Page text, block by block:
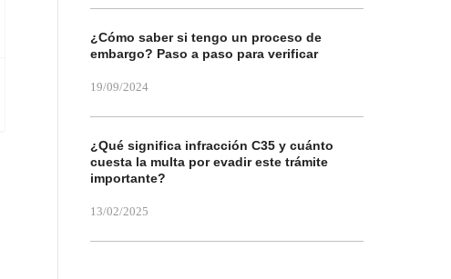
¿Cómo saber si tengo un proceso de
embargo? Paso a paso para verificar
19/09/2024
¿Qué significa infracción C35 y cuánto
cuesta la multa por evadir este trámite
importante?
13/02/2025